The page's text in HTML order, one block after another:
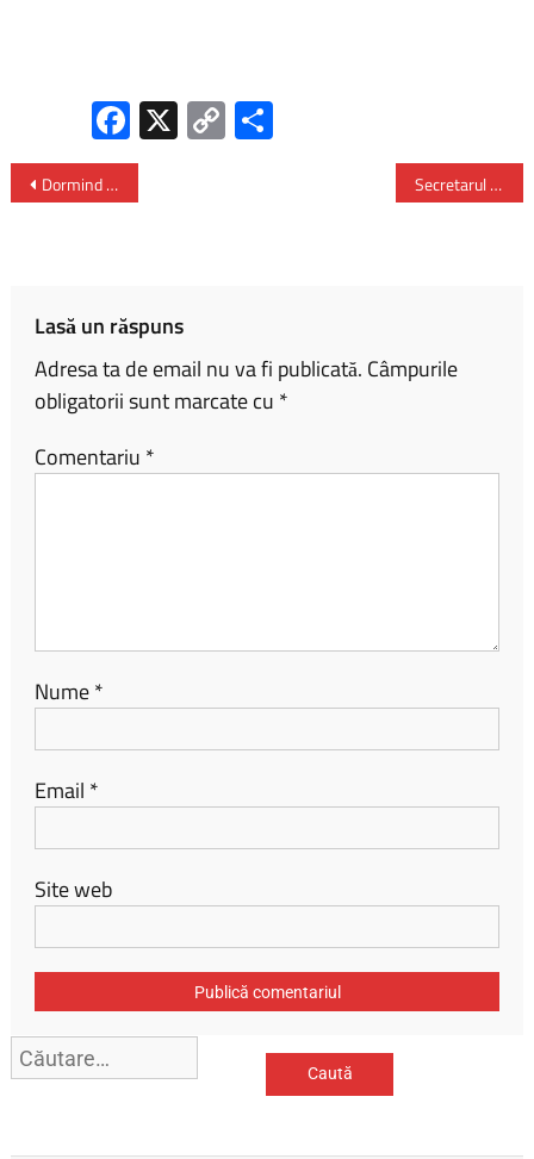
Fa
ce
b
X C
o
Dormind sub stele: cele mai spectaculoase 3 locuri de glamping din lume Secretarul general al NATO, Mark Rutte – vizită surpriză la Kiev
Lasă un răspuns
Adresa ta de email nu va fi publicată. Câmpurile
obligatorii sunt marcate cu *
Comentariu *
Nume*
Email *
Site web